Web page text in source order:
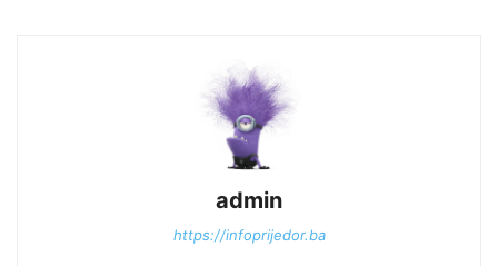
admin
https://infoprijedor.ba